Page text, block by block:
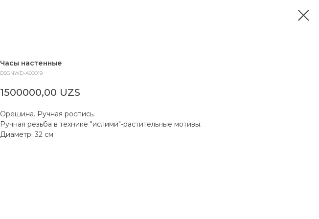
Часы настенные
DSGNWD-A00019
1500000,00 UZS
Орешина. Ручная роспись.
Ручная резьба в технике "ислими"-растительные мотивы.
Диаметр: 32 см